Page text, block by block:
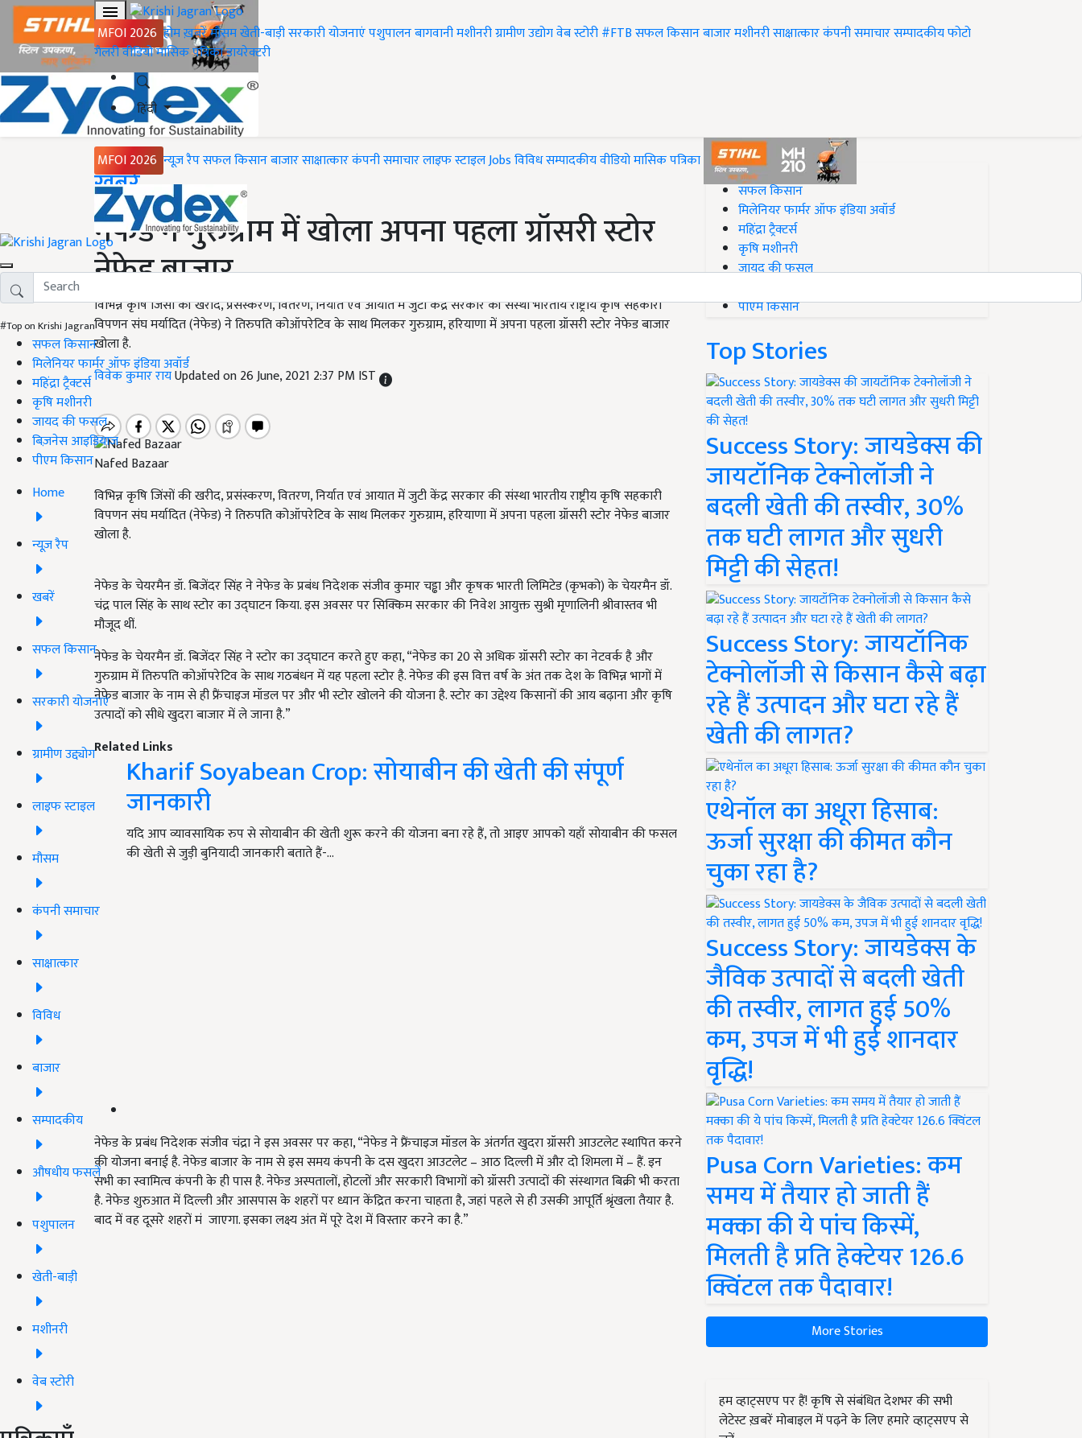
MFOI 2026 होमख़बरेंमौसमखेती-बाड़ीसरकारी योजनाएंपशुपालनबागवानीमशीनरीग्रामीण उद्योगवेब स्टोरी#FTBसफल किसानबाजारमशीनरीसाक्षात्कारकंपनी समाचारसम्पादकीयफोटो
गैलरीवीडियोमासिक पत्रिकाडायरेक्टरी
हिंदी
MFOI 2026 न्यूज़ रैपसफल किसानबाजारसाक्षात्कारकंपनी समाचारलाइफ स्टाइलJobsविविधसम्पादकीयवीडियोमासिक पत्रिका
#Top on Krishi Jagran
सफल किसान
मिलेनियर फार्मर ऑफ इंडिया अवॉर्ड
महिंद्रा ट्रैक्टर्स
कृषि मशीनरी
जायद की फसल
बिज़नेस आइडियाज
पीएम किसान
Home
न्यूज़ रैप
खबरें
सफल किसान
सरकारी योजनाएं
ग्रामीण उद्द्योग
लाइफ स्टाइल
मौसम
कंपनी समाचार
साक्षात्कार
विविध
बाजार
सम्पादकीय
औषधीय फसलें
पशुपालन
खेती-बाड़ी
मशीनरी
वेब स्टोरी
Home
ख़बरें
नेफेड ने गुरुग्राम में खोला अपना पहला ग्रॉसरी स्टोर
नेफेड बाजार
विभिन्न कृषि जिंसों की खरीद, प्रसंस्करण, वितरण, निर्यात एवं आयात में जुटी केंद्र सरकार की संस्था भारतीय राष्ट्रीय कृषि सहकारी
विपणन संघ मर्यादित (नेफेड) ने तिरुपति कोऑपरेटिव के साथ मिलकर गुरुग्राम, हरियाणा में अपना पहला ग्रॉसरी स्टोर नेफेड बाजार
खोला है.
विवेक कुमार रायUpdated on 26 June, 2021 2:37 PM IST
Nafed Bazaar
विभिन्न कृषि जिंसों की खरीद, प्रसंस्करण, वितरण, निर्यात एवं आयात में जुटी केंद्र सरकार की संस्था भारतीय राष्ट्रीय कृषि सहकारी
विपणन संघ मर्यादित (नेफेड) ने तिरुपति कोऑपरेटिव के साथ मिलकर गुरुग्राम, हरियाणा में अपना पहला ग्रॉसरी स्टोर नेफेड बाजार
खोला है.
नेफेड के चेयरमैन डॉ. बिजेंदर सिंह ने नेफेड के प्रबंध निदेशक संजीव कुमार चड्ढा और कृषक भारती लिमिटेड (कृभको) के चेयरमैन डॉ.
चंद्र पाल सिंह के साथ स्टोर का उद्घाटन किया. इस अवसर पर सिक्किम सरकार की निवेश आयुक्त सुश्री मृणालिनी श्रीवास्तव भी
मौजूद थीं.
नेफेड के चेयरमैन डॉ. बिजेंदर सिंह ने स्टोर का उद्घाटन करते हुए कहा, “नेफेड का 20 से अधिक ग्रॉसरी स्टोर का नेटवर्क है और
गुरुग्राम में तिरुपति कोऑपरेटिव के साथ गठबंधन में यह पहला स्टोर है. नेफेड की इस वित्त वर्ष के अंत तक देश के विभिन्न भागों में
नेफेड बाजार के नाम से ही फ्रैंचाइज मॉडल पर और भी स्टोर खोलने की योजना है. स्टोर का उद्देश्य किसानों की आय बढ़ाना और कृषि
उत्पादों को सीधे खुदरा बाजार में ले जाना है.”
Related Links
Kharif Soyabean Crop: सोयाबीन की खेती की संपूर्ण
जानकारी
यदि आप व्यावसायिक रुप से सोयाबीन की खेती शुरू करने की योजना बना रहे हैं, तो आइए आपको यहाँ सोयाबीन की फसल
की खेती से जुड़ी बुनियादी जानकारी बताते हैं-…
नेफेड के प्रबंध निदेशक संजीव चंद्रा ने इस अवसर पर कहा, “नेफेड ने फ्रैंचाइज मॉडल के अंतर्गत खुदरा ग्रॉसरी आउटलेट स्थापित करने
की योजना बनाई है. नेफेड बाजार के नाम से इस समय कंपनी के दस खुदरा आउटलेट – आठ दिल्ली में और दो शिमला में – हैं. इन
सभी का स्वामित्व कंपनी के ही पास है. नेफेड अस्पतालों, होटलों और सरकारी विभागों को ग्रॉसरी उत्पादों की संस्थागत बिक्री भी करता
है. नेफेड शुरुआत में दिल्ली और आसपास के शहरों पर ध्यान केंद्रित करना चाहता है, जहां पहले से ही उसकी आपूर्ति श्रृंखला तैयार है.
बाद में वह दूसरे शहरों मं जाएगा. इसका लक्ष्य अंत में पूरे देश में विस्तार करने का है.”
#Top on Krishi Jagran
सफल किसान
मिलेनियर फार्मर ऑफ इंडिया अवॉर्ड
महिंद्रा ट्रैक्टर्स
कृषि मशीनरी
जायद की फसल
पीएम किसान
Top Stories
Success Story: जायडेक्स की
जायटॉनिक टेक्नोलॉजी ने
बदली खेती की तस्वीर, 30%
तक घटी लागत और सुधरी
मिट्टी की सेहत!
Success Story: जायटॉनिक
टेक्नोलॉजी से किसान कैसे बढ़ा
रहे हैं उत्पादन और घटा रहे हैं
खेती की लागत?
एथेनॉल का अधूरा हिसाब:
ऊर्जा सुरक्षा की कीमत कौन
चुका रहा है?
Success Story: जायडेक्स के
जैविक उत्पादों से बदली खेती
की तस्वीर, लागत हुई 50%
कम, उपज में भी हुई शानदार
वृद्धि!
Pusa Corn Varieties: कम
समय में तैयार हो जाती हैं
मक्का की ये पांच किस्में,
मिलती है प्रति हेक्टेयर 126.6
क्विंटल तक पैदावार!
More Stories
हम व्हाट्सएप पर हैं! कृषि से संबंधित देशभर की सभी
लेटेस्ट ख़बरें मोबाइल में पढ़ने के लिए हमारे व्हाट्सएप से